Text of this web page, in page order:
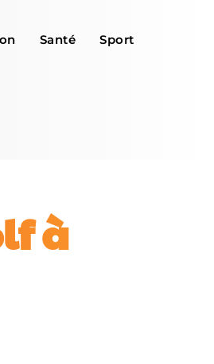
Santé Sport
à